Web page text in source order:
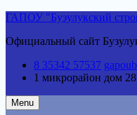
Skip
content
ГАПОУ "Бузулукский
Официальный сайт
8 35342 57537
1 микрорайон дом 28
Menu